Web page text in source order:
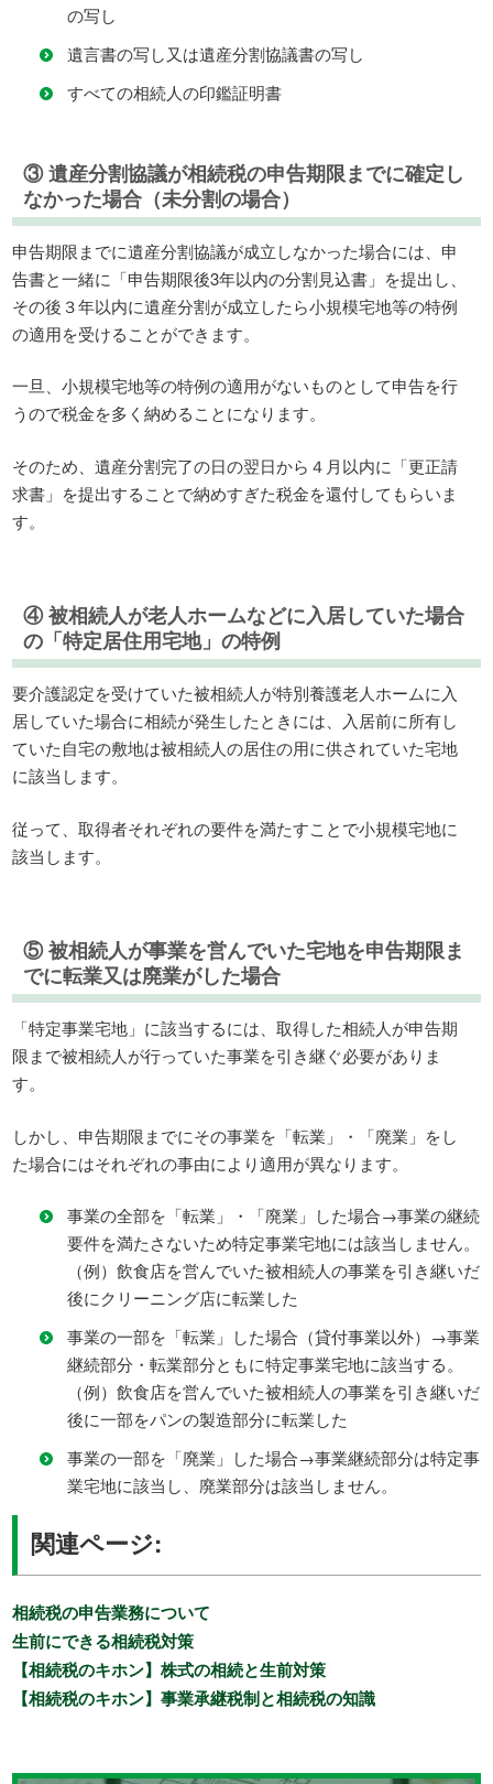
の写し
遺言書の写し又は遺産分割協議書の写し
すべての相続人の印鑑証明書
③ 遺産分割協議が相続税の申告期限までに確定し
なかった場合（未分割の場合）
申告期限までに遺産分割協議が成立しなかった場合には、申
告書と一緒に「申告期限後3年以内の分割見込書」を提出し、
その後３年以内に遺産分割が成立したら小規模宅地等の特例
の適用を受けることができます。
一旦、小規模宅地等の特例の適用がないものとして申告を行
うので税金を多く納めることになります。
そのため、遺産分割完了の日の翌日から４月以内に「更正請
求書」を提出することで納めすぎた税金を還付してもらいま
す。
④ 被相続人が老人ホームなどに入居していた場合
の「特定居住用宅地」の特例
要介護認定を受けていた被相続人が特別養護老人ホームに入
居していた場合に相続が発生したときには、入居前に所有し
ていた自宅の敷地は被相続人の居住の用に供されていた宅地
に該当します。
従って、取得者それぞれの要件を満たすことで小規模宅地に
該当します。
⑤ 被相続人が事業を営んでいた宅地を申告期限ま
でに転業又は廃業がした場合
「特定事業宅地」に該当するには、取得した相続人が申告期
限まで被相続人が行っていた事業を引き継ぐ必要がありま
す。
しかし、申告期限までにその事業を「転業」・「廃業」をし
た場合にはそれぞれの事由により適用が異なります。
事業の全部を「転業」・「廃業」した場合→事業の継続
要件を満たさないため特定事業宅地には該当しません。
（例）飲食店を営んでいた被相続人の事業を引き継いだ
後にクリーニング店に転業した
事業の一部を「転業」した場合（貸付事業以外）→事業
継続部分・転業部分ともに特定事業宅地に該当する。
（例）飲食店を営んでいた被相続人の事業を引き継いだ
後に一部をパンの製造部分に転業した
事業の一部を「廃業」した場合→事業継続部分は特定事
業宅地に該当し、廃業部分は該当しません。
関連ページ:
相続税の申告業務について
生前にできる相続税対策
【相続税のキホン】株式の相続と生前対策
【相続税のキホン】事業承継税制と相続税の知識